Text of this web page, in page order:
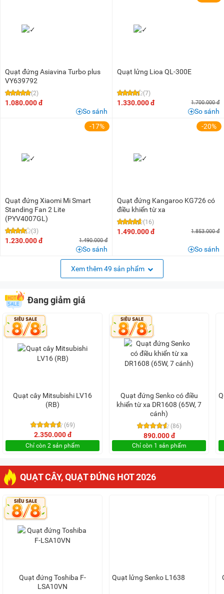
Quạt đứng Asiavina Turbo plus
VY639792
(2)
1.080.000 đ
So sánh
Quạt lửng Lioa QL-300E
(7)
1.330.000 đ 1.700.000 đ
So sánh
-17%
Quạt đứng Xiaomi Mi Smart
Standing Fan 2 Lite
(PYV4007GL)
(3)
1.230.000 đ 1.490.000 đ
So sánh
-20%
Quạt đứng Kangaroo KG726 có
điều khiển từ xa
(16)
1.490.000 đ 1.853.000 đ
So sánh
Xem thêm 49 sản phẩm
Đang giảm giá
Quạt cây Mitsubishi LV16
(RB)
(69)
2.350.000 đ
Chỉ còn 2 sản phẩm
Quạt đứng Senko có điều
khiển từ xa DR1608 (65W, 7
cánh)
(86)
890.000 đ
Chỉ còn 1 sản phẩm
QUẠT CÂY, QUẠT ĐỨNG HOT 2026
Quạt đứng Toshiba F-
LSA10VN
Quạt lửng Senko L1638